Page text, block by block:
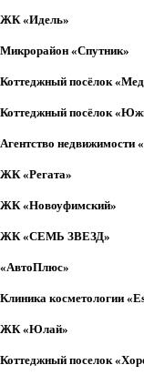
ЖК «Идель»
Микрорайон «Спутник»
Коттеджный посёлок
Коттеджный посёлок
Агентство недвижимости
ЖК «Регата»
ЖК «Новоуфимский»
ЖК «СЕМЬ ЗВЕЗД»
«АвтоПлюс»
Клиника косметологии
ЖК «Юлай»
Коттеджный поселок